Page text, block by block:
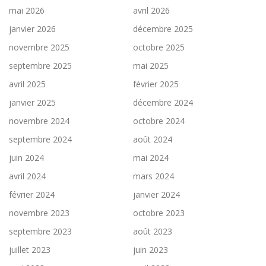
mai 2026
avril 2026
janvier 2026
décembre 2025
novembre 2025
octobre 2025
septembre 2025
mai 2025
avril 2025
février 2025
janvier 2025
décembre 2024
novembre 2024
octobre 2024
septembre 2024
août 2024
juin 2024
mai 2024
avril 2024
mars 2024
février 2024
janvier 2024
novembre 2023
octobre 2023
septembre 2023
août 2023
juillet 2023
juin 2023